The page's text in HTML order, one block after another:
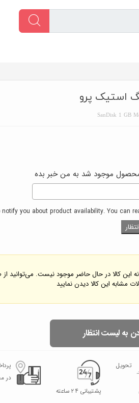
SanDisk 1 GB
موجود شد به من خبر بده
you about product availability. You can
این کالا در حال حاضر موجود نیست. می‌توانید
مشابه این کالا دیدن نمایید
به لیست انتظار
تحویل
پشتیبانی ۲۴ ساعته
در